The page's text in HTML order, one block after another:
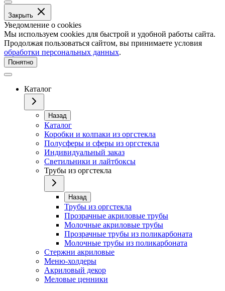
Закрыть
Уведомление о cookies
Мы используем cookies для быстрой и удобной работы сайта.
Продолжая пользоваться сайтом, вы принимаете условия
обработки персональных данных.
Понятно
Каталог
Назад
Каталог
Коробки и колпаки из оргстекла
Полусферы и сферы из оргстекла
Индивидуальный заказ
Светильники и лайтбоксы
Трубы из оргстекла
Назад
Трубы из оргстекла
Прозрачные акриловые трубы
Молочные акриловые трубы
Прозрачные трубы из поликарбоната
Молочные трубы из поликарбоната
Стержни акриловые
Меню-холдеры
Акриловый декор
Меловые ценники